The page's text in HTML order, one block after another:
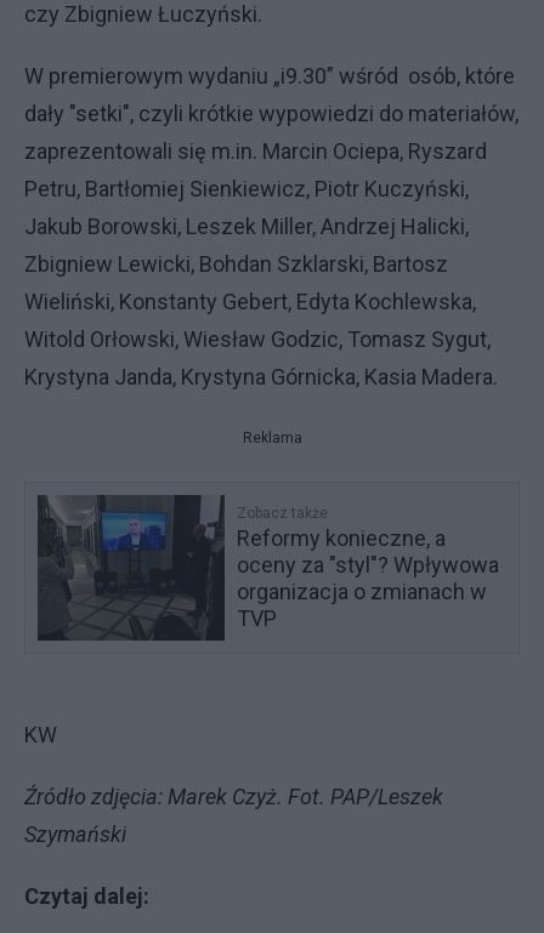
czy Zbigniew Łuczyński.
W premierowym wydaniu „i9.30” wśród osób, które
dały "setki", czyli krótkie wypowiedzi do materiałów,
zaprezentowali się m.in. Marcin Ociepa, Ryszard
Petru, Bartłomiej Sienkiewicz, Piotr Kuczyński,
Jakub Borowski, Leszek Miller, Andrzej Halicki,
Zbigniew Lewicki, Bohdan Szklarski, Bartosz
Wieliński, Konstanty Gebert, Edyta Kochlewska,
Witold Orłowski, Wiesław Godzic, Tomasz Sygut,
Krystyna Janda, Krystyna Górnicka, Kasia Madera.
Reklama
Zobacz także
Reformy konieczne, a
oceny za "styl"? Wpływowa
organizacja o zmianach w
TVP
KW
Źródło zdjęcia: Marek Czyż. Fot. PAP/Leszek
Szymański
Czytaj dalej: